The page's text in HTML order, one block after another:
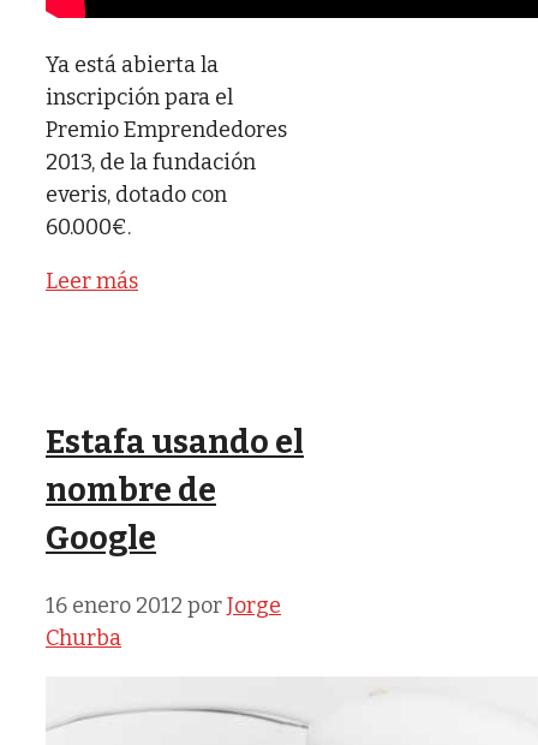
Ya está abierta la
inscripción para el
Premio Emprendedores
2013, de la fundación
everis, dotado con
60.000€.
Leer más
Estafa usando el
nombre de
Google
16 enero 2012 porJorge
Churba